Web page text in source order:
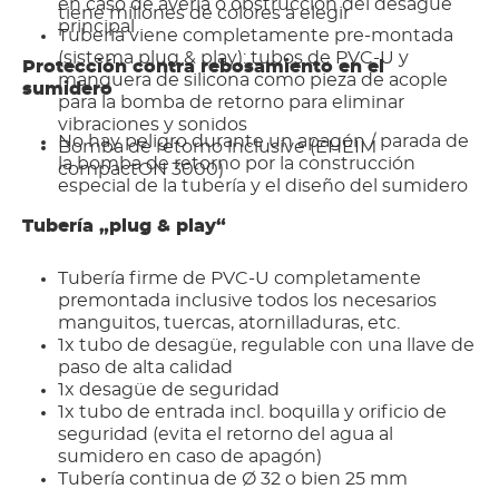
tiene millones de colores a elegir
Tubería viene completamente pre-montada
(sistema plug & play): tubos de PVC-U y
manguera de silicona como pieza de acople
para la bomba de retorno para eliminar
vibraciones y sonidos
Bomba de retorno inclusive (EHEIM
compactON 3000)
en caso de avería o obstrucción del desagüe
principal
Protección contra rebosamiento en el
sumidero
No hay peligro durante un apagón / parada de
la bomba de retorno por la construcción
especial de la tubería y el diseño del sumidero
Tubería „plug & play“
Tubería firme de PVC-U completamente
premontada inclusive todos los necesarios
manguitos, tuercas, atornilladuras, etc.
1x tubo de desagüe, regulable con una llave de
paso de alta calidad
1x desagüe de seguridad
1x tubo de entrada incl. boquilla y orificio de
seguridad (evita el retorno del agua al
sumidero en caso de apagón)
Tubería continua de Ø 32 o bien 25 mm